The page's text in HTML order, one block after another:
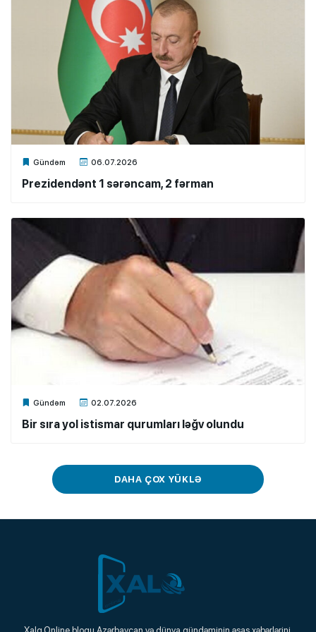
Gündəm 06.07.2026
Xalq.Online
Prezidendənt 1 sərəncam, 2 fərman
Gündəm 02.07.2026
Xalq.Online
Bir sıra yol istismar qurumları ləğv olundu
DAHA ÇOX YÜKLƏ
Xalq.Online